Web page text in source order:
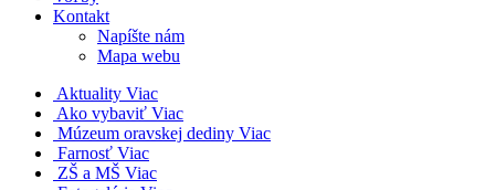
Kontakt
Napíšte nám
Mapa webu
Aktuality Viac
Ako vybaviť Viac
Múzeum oravskej dediny Viac
Farnosť Viac
ZŠ a MŠ Viac